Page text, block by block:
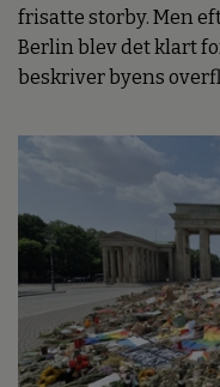
frisatte storby. Men
Berlin blev det klart
beskriver byens